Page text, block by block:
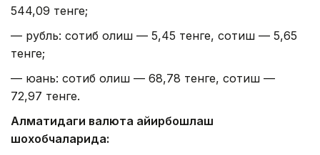
544,09 тенге;
— рубль: сотиб олиш — 5,45 тенге, сотиш — 5,65
тенге;
— юань: сотиб олиш — 68,78 тенге, сотиш —
72,97 тенге.
Алматидаги валюта айирбошлаш
шохобчаларида: